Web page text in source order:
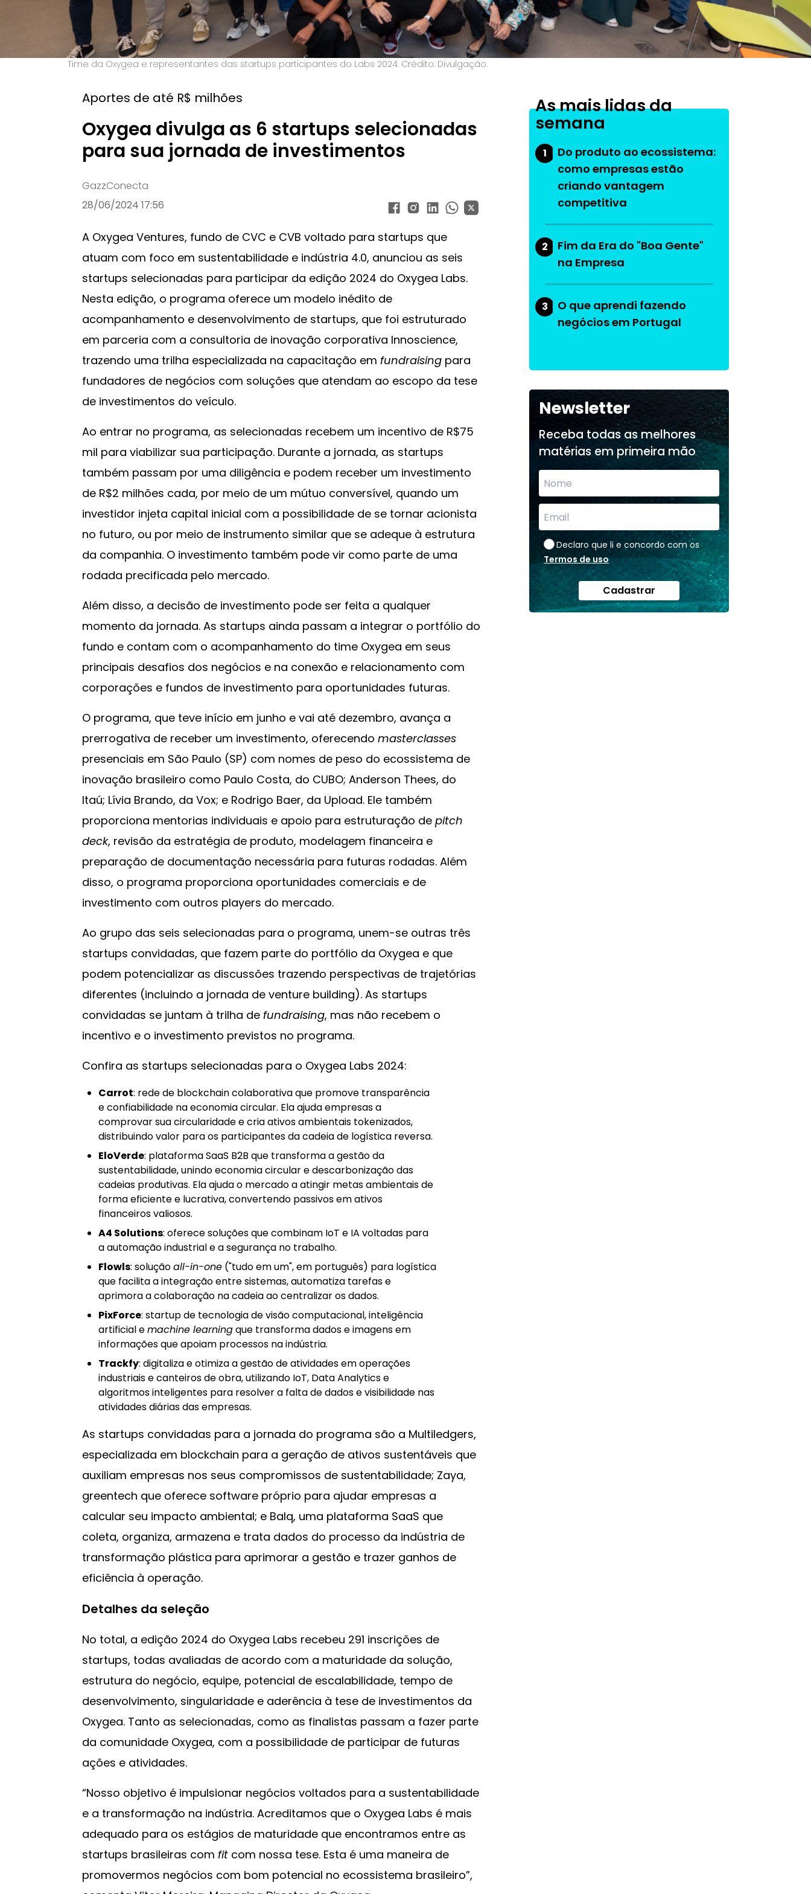
Time da Oxygea e representantes das startups participantes do Labs 2024. Crédito: Divulgação.
Aportes de até R$ milhões
Oxygea divulga as 6 startups selecionadas
para sua jornada de investimentos
GazzConecta
28/06/2024 17:56
A Oxygea Ventures, fundo de CVC e CVB voltado para startups que
atuam com foco em sustentabilidade e indústria 4.0, anunciou as seis
startups selecionadas para participar da edição 2024 do Oxygea Labs.
Nesta edição, o programa oferece um modelo inédito de
acompanhamento e desenvolvimento de startups, que foi estruturado
em parceria com a consultoria de inovação corporativa Innoscience,
trazendo uma trilha especializada na capacitação em fundraising para
fundadores de negócios com soluções que atendam ao escopo da tese
de investimentos do veículo.
Ao entrar no programa, as selecionadas recebem um incentivo de R$75
mil para viabilizar sua participação. Durante a jornada, as startups
também passam por uma diligência e podem receber um investimento
de R$2 milhões cada, por meio de um mútuo conversível, quando um
investidor injeta capital inicial com a possibilidade de se tornar acionista
no futuro, ou por meio de instrumento similar que se adeque à estrutura
da companhia. O investimento também pode vir como parte de uma
rodada precificada pelo mercado.
Além disso, a decisão de investimento pode ser feita a qualquer
momento da jornada. As startups ainda passam a integrar o portfólio do
fundo e contam com o acompanhamento do time Oxygea em seus
principais desafios dos negócios e na conexão e relacionamento com
corporações e fundos de investimento para oportunidades futuras.
O programa, que teve início em junho e vai até dezembro, avança a
prerrogativa de receber um investimento, oferecendo masterclasses
presenciais em São Paulo (SP) com nomes de peso do ecossistema de
inovação brasileiro como Paulo Costa, do CUBO; Anderson Thees, do
Itaú; Lívia Brando, da Vox; e Rodrigo Baer, da Upload. Ele também
proporciona mentorias individuais e apoio para estruturação de pitch
deck, revisão da estratégia de produto, modelagem financeira e
preparação de documentação necessária para futuras rodadas. Além
disso, o programa proporciona oportunidades comerciais e de
investimento com outros players do mercado.
Ao grupo das seis selecionadas para o programa, unem-se outras três
startups convidadas, que fazem parte do portfólio da Oxygea e que
podem potencializar as discussões trazendo perspectivas de trajetórias
diferentes (incluindo a jornada de venture building). As startups
convidadas se juntam à trilha de fundraising, mas não recebem o
incentivo e o investimento previstos no programa.
Confira as startups selecionadas para o Oxygea Labs 2024:
Carrot: rede de blockchain colaborativa que promove transparência
e confiabilidade na economia circular. Ela ajuda empresas a
comprovar sua circularidade e cria ativos ambientais tokenizados,
distribuindo valor para os participantes da cadeia de logística reversa.
EloVerde: plataforma SaaS B2B que transforma a gestão da
sustentabilidade, unindo economia circular e descarbonização das
cadeias produtivas. Ela ajuda o mercado a atingir metas ambientais de
forma eficiente e lucrativa, convertendo passivos em ativos
financeiros valiosos.
A4 Solutions: oferece soluções que combinam IoT e IA voltadas para
a automação industrial e a segurança no trabalho.
Flowls: soluçãoall-in-one ("tudo em um", em português) para logística
que facilita a integração entre sistemas, automatiza tarefas e
aprimora a colaboração na cadeia ao centralizar os dados.
PixForce: startup de tecnologia de visão computacional, inteligência
artificial emachine learningque transforma dados e imagens em
informações que apoiam processos na indústria.
Trackfy: digitaliza e otimiza a gestão de atividades em operações
industriais e canteiros de obra, utilizando IoT, Data Analytics e
algoritmos inteligentes para resolver a falta de dados e visibilidade nas
atividades diárias das empresas.
As startups convidadas para a jornada do programa são a Multiledgers,
especializada em blockchain para a geração de ativos sustentáveis que
auxiliam empresas nos seus compromissos de sustentabilidade; Zaya,
greentech que oferece software próprio para ajudar empresas a
calcular seu impacto ambiental; e Balq, uma plataforma SaaS que
coleta, organiza, armazena e trata dados do processo da indústria de
transformação plástica para aprimorar a gestão e trazer ganhos de
eficiência à operação.
Detalhes da seleção
No total, a edição 2024 do Oxygea Labs recebeu 291 inscrições de
startups, todas avaliadas de acordo com a maturidade da solução,
estrutura do negócio, equipe, potencial de escalabilidade, tempo de
desenvolvimento, singularidade e aderência à tese de investimentos da
Oxygea. Tanto as selecionadas, como as finalistas passam a fazer parte
da comunidade Oxygea, com a possibilidade de participar de futuras
ações e atividades.
“Nosso objetivo é impulsionar negócios voltados para a sustentabilidade
e a transformação na indústria. Acreditamos que o Oxygea Labs é mais
adequado para os estágios de maturidade que encontramos entre as
startups brasileiras com fit com nossa tese. Esta é uma maneira de
promovermos negócios com bom potencial no ecossistema brasileiro”,
As mais lidas da
semana
1
Do produto ao ecossistema:
como empresas estão
criando vantagem
competitiva
2
Fim da Era do "Boa Gente"
na Empresa
3
O que aprendi fazendo
negócios em Portugal
Newsletter
Receba todas as melhores
matérias em primeira mão
Declaro que li e concordo com os
Termos de uso
Cadastrar